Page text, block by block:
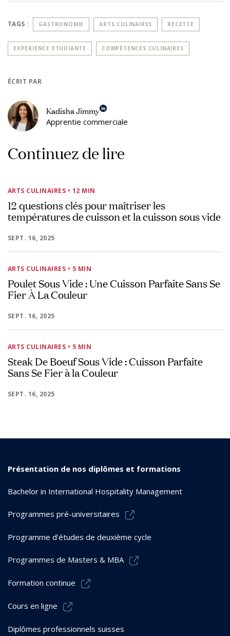
TAGS : GASTRONOMIE ARTS CULINAIRES RECETTE
EXPÉRIENCE ETUDIANTE COMPÉTENCES CULINAIRES
ÉCRIT PAR
Kadisha Jimmy
Apprentie commerciale
Continuez de lire
ARTS CULINAIRES • 12 MIN
12 questions clés pour maîtriser les
températures de cuisson et la cuisson sous vide
SEPT. 16, 2025
ARTS CULINAIRES • 5 MIN
Poulet Sous Vide : Une Cuisson Parfaite Sans Se
Fier À La Couleur
SEPT. 16, 2025
ARTS CULINAIRES • 5 MIN
Steak De Boeuf Sous Vide : Cuisson Parfaite
Sans Se Fier à la Couleur
SEPT. 16, 2025
Présentation de nos diplômes et formations
Bachelor in International Hospitality Management
Programmes pré-universitaires
Programme d'études de deuxième cycle
Programmes de Masters & MBA
Formation continue
Cours en ligne
Diplômes professionnels suisses